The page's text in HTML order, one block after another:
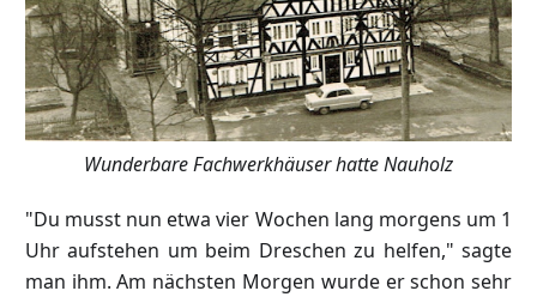
Wunderbare Fachwerkhäuser hatte Nauholz
"Du musst nun etwa vier Wochen lang morgens um 1
Uhr aufstehen um beim Dreschen zu helfen," sagte
man ihm. Am nächsten Morgen wurde er schon sehr